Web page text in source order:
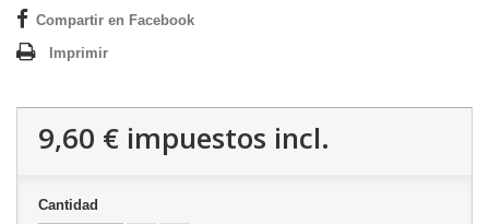
Compartir en Facebook
Imprimir
9,60 € impuestos incl.
Cantidad